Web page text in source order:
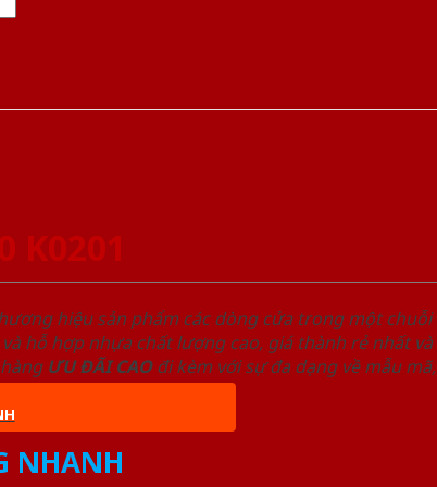
K0201
hiệu sản phẩm các dòng cửa trong một
hỗ hợp nhựa chất lượng cao, giá thành rẻ nhất
ƯU ĐÃI CAOđi kèm với sự đa dạng về mẫu
NHANH